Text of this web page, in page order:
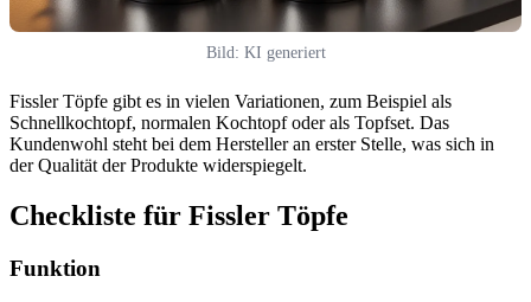
Bild: KI generiert
Fissler Töpfe gibt es in vielen Variationen, zum Beispiel als
Schnellkochtopf, normalen Kochtopf oder als Topfset. Das
Kundenwohl steht bei dem Hersteller an erster Stelle, was sich in
der Qualität der Produkte widerspiegelt.
Checkliste für Fissler Töpfe
Funktion